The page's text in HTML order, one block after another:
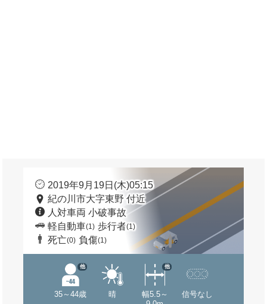
2019年9月19日(木)05:15
紀の川市大字東野 付近
人対車両 小破事故
軽自動車(1) 歩行者(1)
死亡(0) 負傷(1)
35～44歳
他
晴
幅5.5～
他
信号なし